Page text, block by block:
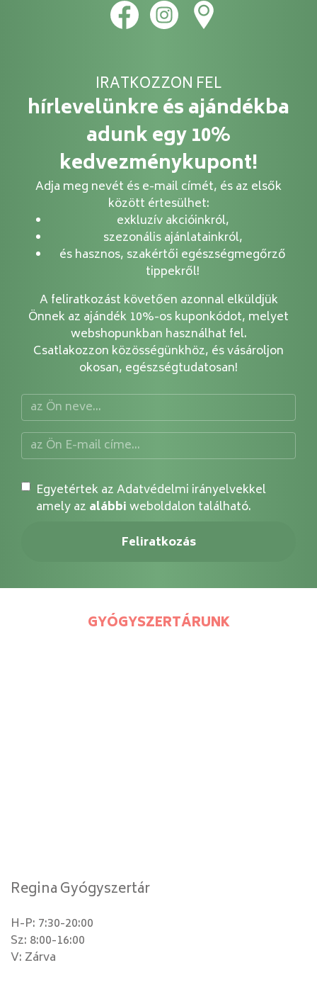
IRATKOZZON FEL
hírlevelünkre és ajándékba
adunk egy 10%
kedvezménykupont!
Adja meg nevét és e-mail címét, és az elsők
között értesülhet:
exkluzív akcióinkról,
szezonális ajánlatainkról,
és hasznos, szakértői egészségmegőrző
tippekről!
A feliratkozást követően azonnal elküldjük
Önnek az ajándék 10%-os kuponkódot, melyet
webshopunkban használhat fel.
Csatlakozzon közösségünkhöz, és vásároljon
okosan, egészségtudatosan!
Egyetértek az Adatvédelmi irányelvekkel
amely az alábbiweboldalon található.
GYÓGYSZERTÁRUNK
Regina Gyógyszertár
H-P: 7:30-20:00
Sz: 8:00-16:00
V: Zárva